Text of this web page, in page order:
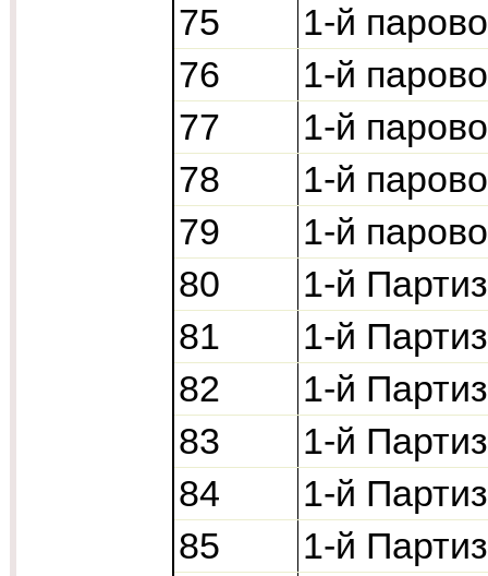
75
1-й
76
1-й
77
1-й
78
1-й
79
1-й
80
1-й
81
1-й
82
1-й
83
1-й
84
1-й
85
1-й